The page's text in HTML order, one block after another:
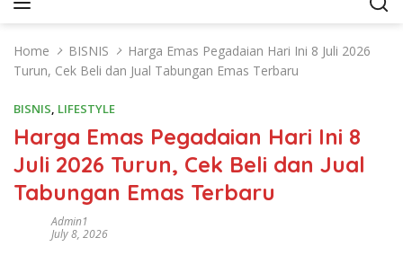
Home BISNIS
Harga Emas Pegadaian Hari Ini 8 Juli 2026
Turun, Cek Beli dan Jual Tabungan Emas Terbaru
BISNIS, LIFESTYLE
Harga Emas Pegadaian Hari Ini 8
Juli 2026 Turun, Cek Beli dan Jual
Tabungan Emas Terbaru
Admin1
July 8, 2026